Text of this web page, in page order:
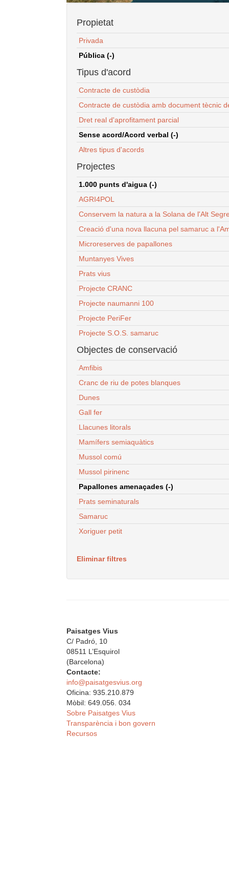
Propietat
Privada
Pública (-)
Tipus d'acord
Contracte de custòdia
Contracte de custòdia amb document tècnic
Dret real d'aprofitament parcial
Sense acord/Acord verbal (-)
Altres tipus d'acords
Projectes
1.000 punts d'aigua (-)
AGRI4POL
Conservem la natura a la Solana de l'Alt
Creació d'una nova llacuna pel samaruc a
Microreserves de papallones
Muntanyes Vives
Prats vius
Projecte CRANC
Projecte naumanni 100
Projecte PeriFer
Projecte S.O.S. samaruc
Objectes de conservació
Amfibis
Cranc de riu de potes blanques
Dunes
Gall fer
Llacunes litorals
Mamífers semiaquàtics
Mussol comú
Mussol pirinenc
Papallones amenaçades (-)
Prats seminaturals
Samaruc
Xoriguer petit
Eliminar filtres
Paisatges Vius
C/ Padró, 10
08511 L’Esquirol
(Barcelona)
Contacte:
info@paisatgesvius.org
Oficina: 935.210.879
Mòbil: 649.056. 034
Sobre Paisatges Vius
Transparència i bon govern
Recursos